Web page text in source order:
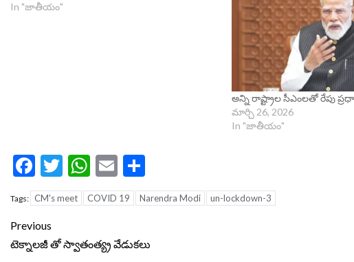
In "జాతీయం"
అన్ని రాష్ట్రాల సీఎంలతో రేపు
మార్చి 26, 2026
In "జాతీయం"
Facebook
Twitter
WhatsApp
Email
Tags: CM's meet COVID 19 Narendra Modi un-lockdown-3
Continue
Reading
Previous
టెక్నాలజీ తో స్వాతంత్య్ర వేడుకలు